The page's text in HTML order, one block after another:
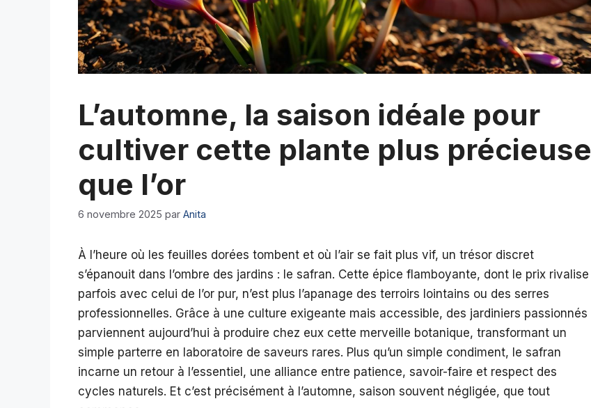
L’automne, la saison idéale pour
cultiver cette plante plus précieuse
que l’or
6 novembre 2025 par Anita
À l’heure où les feuilles dorées tombent et où l’air se fait plus vif, un trésor discret
s’épanouit dans l’ombre des jardins : le safran. Cette épice flamboyante, dont le prix rivalise
parfois avec celui de l’or pur, n’est plus l’apanage des terroirs lointains ou des serres
professionnelles. Grâce à une culture exigeante mais accessible, des jardiniers passionnés
parviennent aujourd’hui à produire chez eux cette merveille botanique, transformant un
simple parterre en laboratoire de saveurs rares. Plus qu’un simple condiment, le safran
incarne un retour à l’essentiel, une alliance entre patience, savoir-faire et respect des
cycles naturels. Et c’est précisément à l’automne, saison souvent négligée, que tout